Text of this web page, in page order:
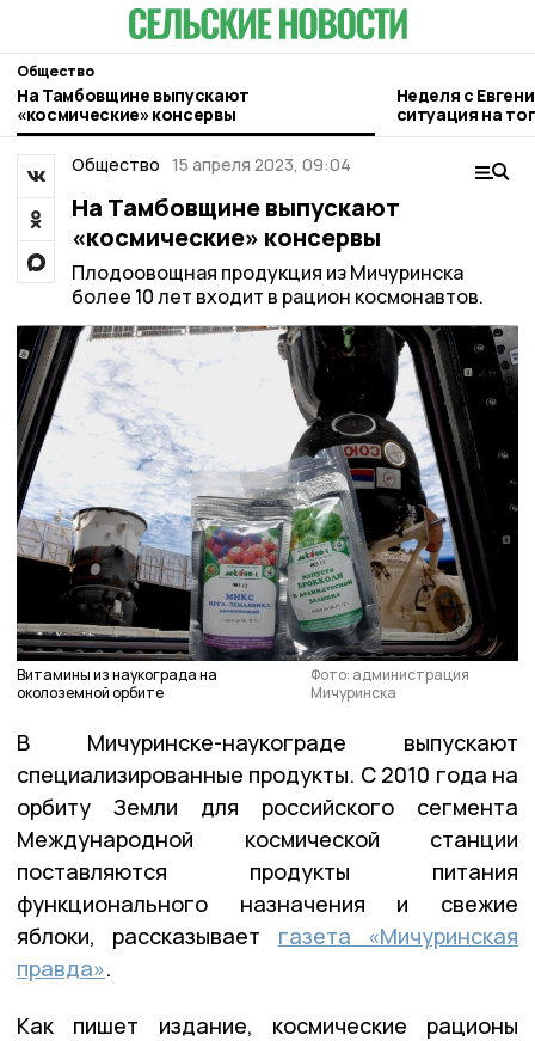
Общество
На Тамбовщине выпускают
«космические» консервы
Неделя с
ситуация на
городе и
Общество 15 апреля 2023, 09:04
На Тамбовщине выпускают
«космические» консервы
Плодоовощная продукция из Мичуринска
более 10 лет входит в рацион космонавтов.
Витамины из наукограда на
околоземной орбите
Фото: администрация
Мичуринска
В Мичуринске-наукограде выпускают
специализированные продукты. С 2010 года на
орбиту Земли для российского сегмента
Международной космической станции
поставляются продукты питания
функционального назначения и свежие
яблоки, рассказывает газета «Мичуринская
правда».
Как пишет издание, космические рационы